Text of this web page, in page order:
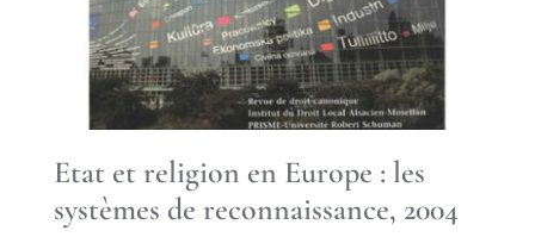
Etat et religion en Europe : les
systèmes de reconnaissance, 2004